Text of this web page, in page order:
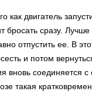
как двигатель
бросать сразу.
отпустить ее. В
и потом
вновь соединяется
такая